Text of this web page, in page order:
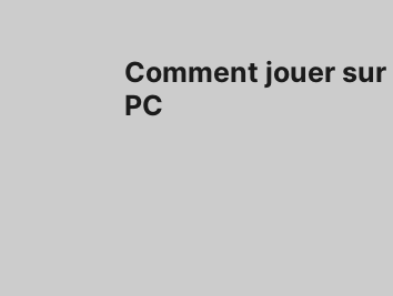
Comment jouer sur
PC